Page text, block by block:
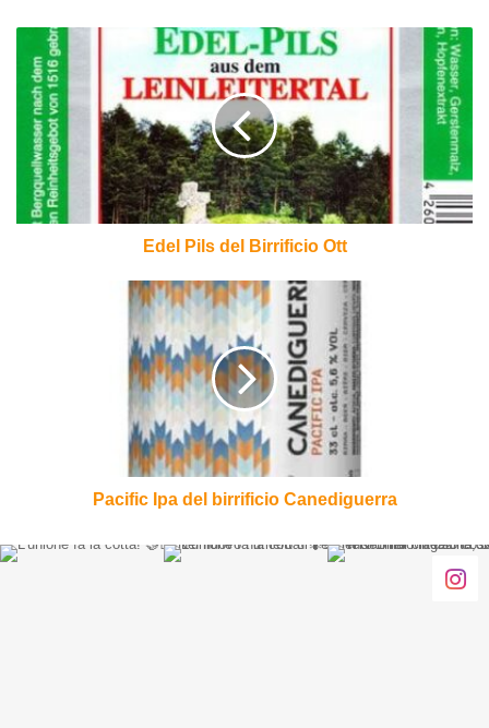
Pils
del
Birrificio
Ott
Edel Pils del Birrificio Ott
Pacific Ipa del birrificio Canediguerra